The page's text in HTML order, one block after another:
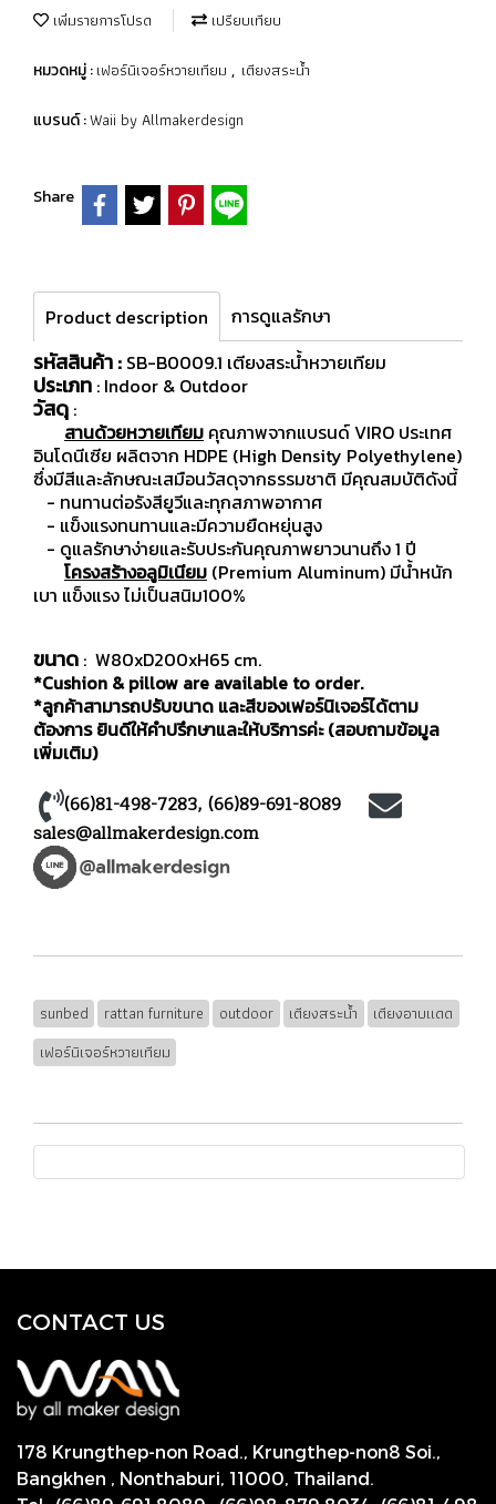
เพิ่มรายการโปรด เปรียบเทียบ
หมวดหมู่ :เฟอร์นิเจอร์หวายเทียม , เตียงสระน้ำ
แบรนด์ :Waii by Allmakerdesign
Share
Product description การดูแลรักษา
รหัสสินค้า : SB-B0009.1 เตียงสระน้ำหวายเทียม
ประเภท : Indoor & Outdoor
วัสดุ :
สานด้วยหวายเทียม คุณภาพจากแบรนด์ VIRO ประเทศ
อินโดนีเซีย ผลิตจาก HDPE (High Density Polyethylene)
ซึ่งมีสีและลักษณะเสมือนวัสดุจากธรรมชาติ มีคุณสมบัติดังนี้
- ทนทานต่อรังสียูวีและทุกสภาพอากาศ
- แข็งแรงทนทานและมีความยืดหยุ่นสูง
- ดูแลรักษาง่ายและรับประกันคุณภาพยาวนานถึง 1 ปี
โครงสร้างอลูมิเนียม (Premium Aluminum) มีน้ำหนัก
เบา แข็งแรง ไม่เป็นสนิม100%
ขนาด : W80xD200xH65 cm.
*Cushion & pillow are available to order.
*ลูกค้าสามารถปรับขนาด และสีของเฟอร์นิเจอร์ได้ตาม
ต้องการ ยินดีให้คำปรึกษาและให้บริการค่ะ (สอบถามข้อมูล
เพิ่มเติม)
(66)81-498-7283, (66)89-691-8089
sales@allmakerdesign.com
sunbed rattan furniture outdoor เตียงสระน้ำ
เตียงอาบแดด
เฟอร์นิเจอร์หวายเทียม
CONTACT US
178 Krungthep-non Road., Krungthep-non8 Soi.,
Bangkhen , Nonthaburi, 11000, Thailand.